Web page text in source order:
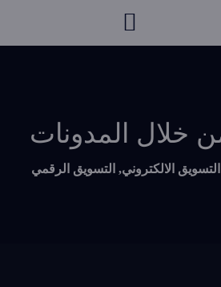
خلال المدونات
التسويق الالكتروني, التسويق الرقمي